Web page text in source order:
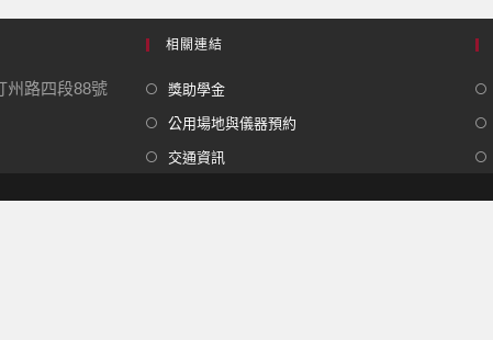
州路四段88號
相關連結
獎助學金
公用場地與儀器預約
交通資訊